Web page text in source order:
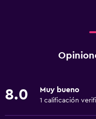
8.0 Muy bueno
1 calificación